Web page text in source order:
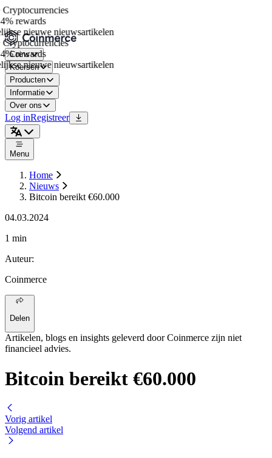
rewards
nieuwe nieuwsartikelen
rewards
nieuwe nieuwsartikelen
Coins
Koersen
Producten
Informatie
Over ons
Log inRegistreer
Menu
Home
Nieuws
Bitcoin bereikt €60.000
04.03.2024
1 min
Auteur:
Coinmerce
Delen
Artikelen, blogs en insights geleverd door Coinmerce zijn niet
financieel advies.
Bitcoin bereikt €60.000
Vorig artikel
Volgend artikel